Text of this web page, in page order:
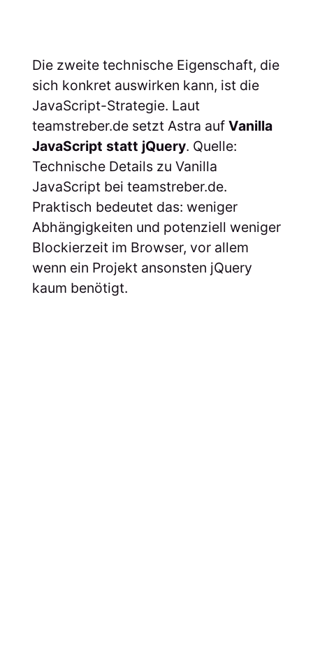
Die zweite technische Eigenschaft, die
sich konkret auswirken kann, ist die
JavaScript-Strategie. Laut
teamstreber.de setzt Astra auf Vanilla
JavaScript statt jQuery. Quelle:
Technische Details zu Vanilla
JavaScript bei teamstreber.de.
Praktisch bedeutet das: weniger
Abhängigkeiten und potenziell weniger
Blockierzeit im Browser, vor allem
wenn ein Projekt ansonsten jQuery
kaum benötigt.